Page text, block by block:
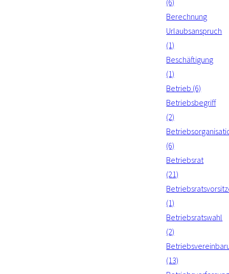
(6)
Berechnung
Urlaubsanspruch
(1)
Beschäftigung
(1)
Betrieb (6)
Betriebsbegriff
(2)
(6)
Betriebsrat
(21)
(1)
Betriebsratswahl
(2)
(13)